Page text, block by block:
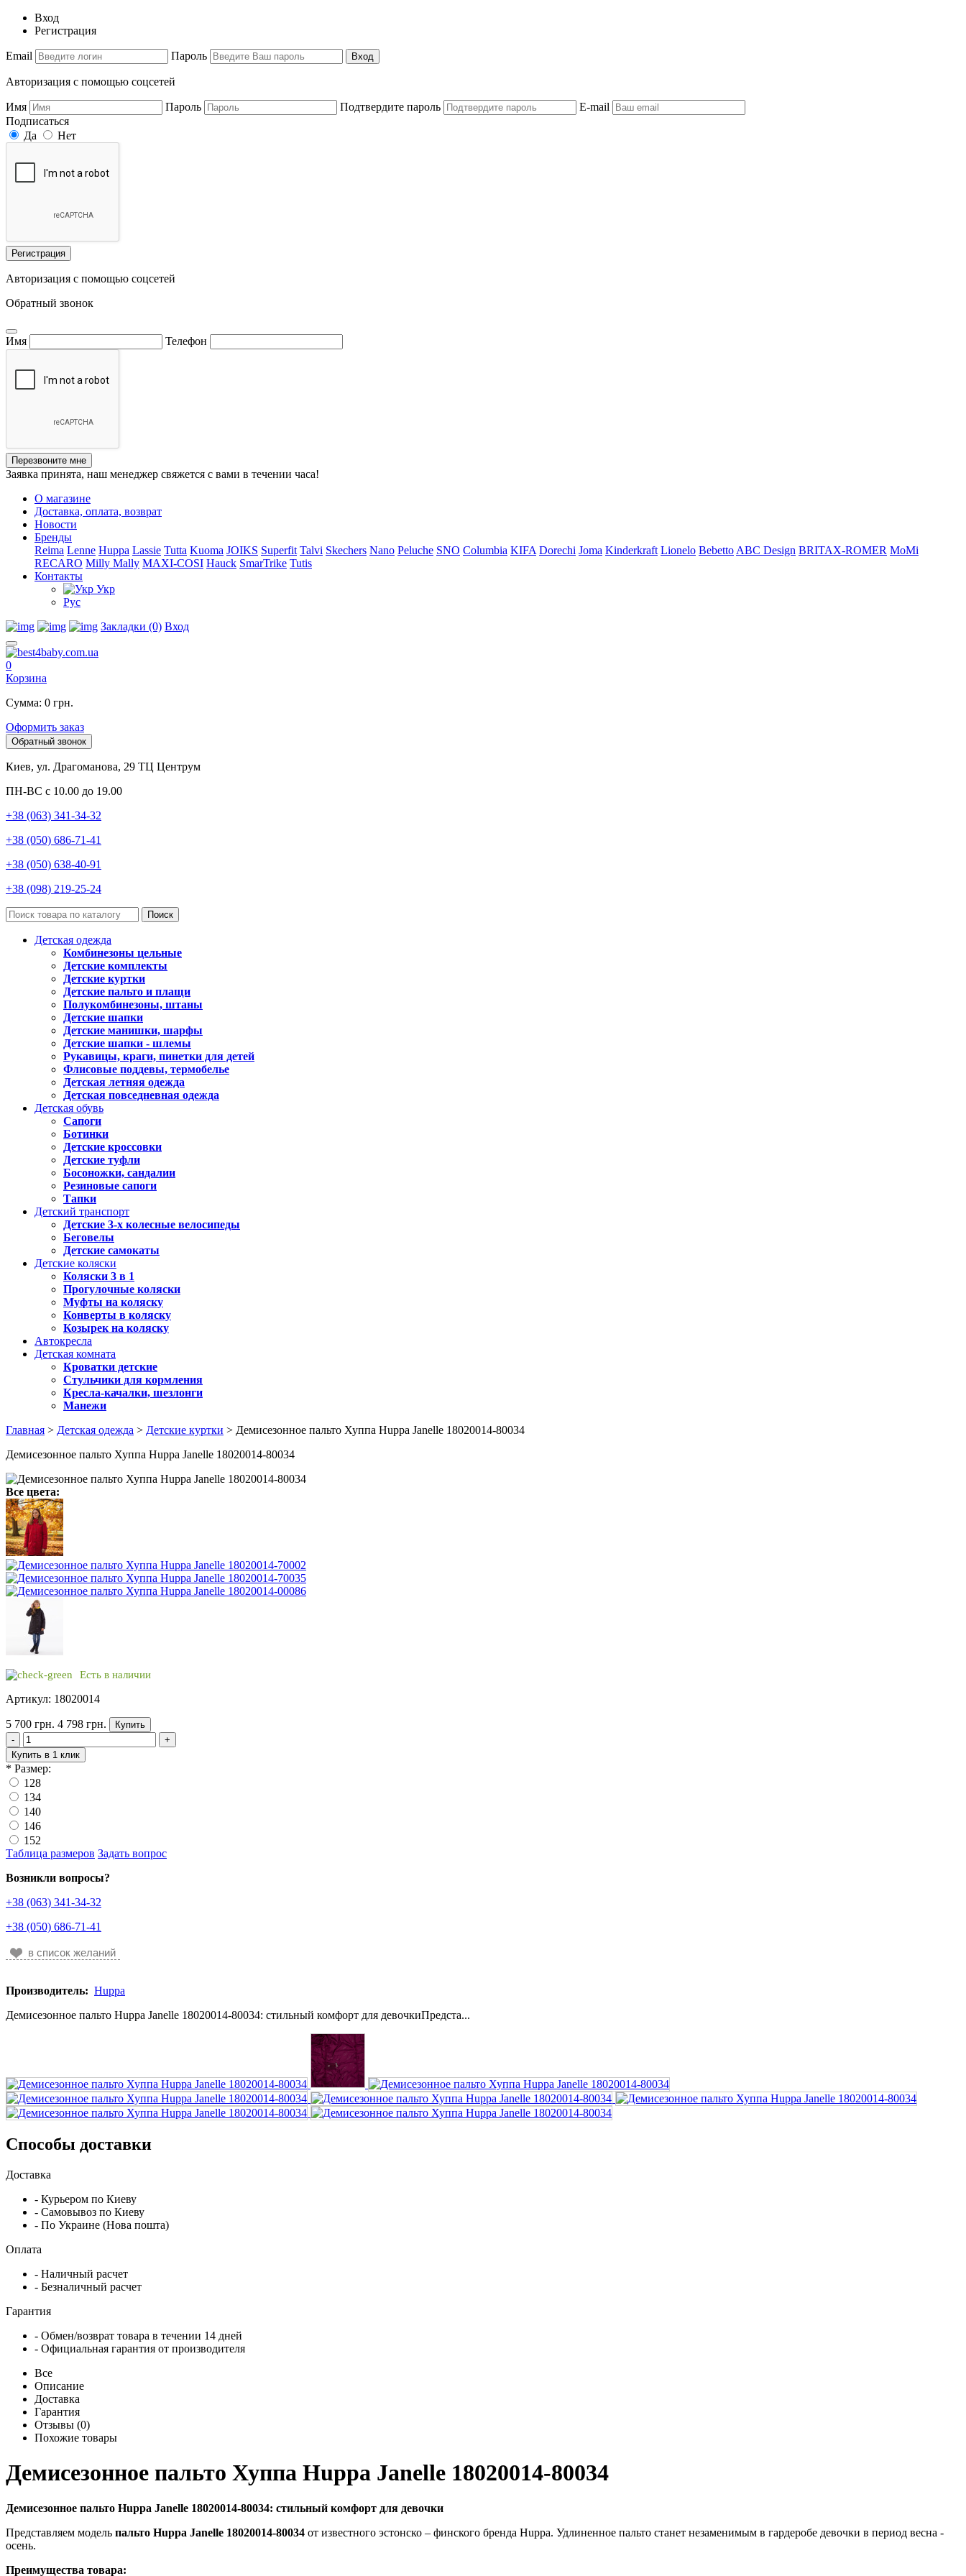
Вход
Регистрация
Email Пароль Вход
Авторизация с помощью соцсетей
Имя Пароль Подтвердите пароль
E-mail
Подписаться
Да
Нет
Регистрация
Авторизация с помощью соцсетей
Обратный звонок
Имя Телефон
Перезвоните мне
Заявка принята, наш менеджер свяжется с вами в течении часа!
О магазине
Доставка, оплата, возврат
Новости
Бренды
Reima Lenne Huppa Lassie Tutta Kuoma JOIKS Superfit Talvi Skechers Nano Peluche SNO Columbia KIFA Dorechi Joma Kinderkraft Lionelo Bebetto ABC Design BRITAX-ROMER MoMi
RECARO Milly Mally MAXI-COSI Hauck SmarTrike Tutis
Контакты
Укр
Рус
Закладки (0) Вход
0
Корзина
Сумма: 0 грн.
Оформить заказ
Обратный звонок
Киев, ул. Драгоманова, 29 ТЦ Центрум
ПН-ВС с 10.00 до 19.00
+38 (063) 341-34-32
+38 (050) 686-71-41
+38 (050) 638-40-91
+38 (098) 219-25-24
Поиск
Детская одежда
Комбинезоны цельные
Детские комплекты
Детские куртки
Детские пальто и плащи
Полукомбинезоны, штаны
Детские шапки
Детские манишки, шарфы
Детские шапки - шлемы
Рукавицы, краги, пинетки для детей
Флисовые поддевы, термобелье
Детская летняя одежда
Детская повседневная одежда
Детская обувь
Сапоги
Ботинки
Детские кроссовки
Детские туфли
Босоножки, сандалии
Резиновые сапоги
Тапки
Детский транспорт
Детские 3-х колесные велосипеды
Беговелы
Детские самокаты
Детские коляски
Коляски 3 в 1
Прогулочные коляски
Муфты на коляску
Конверты в коляску
Козырек на коляску
Автокресла
Детская комната
Кроватки детские
Стульчики для кормления
Кресла-качалки, шезлонги
Манежи
Главная > Детская одежда > Детские куртки > Демисезонное пальто Хуппа Huppa Janelle 18020014-80034
Демисезонное пальто Хуппа Huppa Janelle 18020014-80034
Все цвета:
Есть в наличии
Артикул: 18020014
5 700 грн. 4 798 грн.
Купить
-
+
Купить в 1 клик
* Размер:
128
134
140
146
152
Таблица размеров Задать вопрос
Возникли вопросы?
+38 (063) 341-34-32
+38 (050) 686-71-41
в список желаний
Производитель: Huppa
Демисезонное пальто Huppa Janelle 18020014-80034: стильный комфорт для девочкиПредста...
Способы доставки
Доставка
- Курьером по Киеву
- Самовывоз по Киеву
- По Украине (Нова пошта)
Оплата
- Наличный расчет
- Безналичный расчет
Гарантия
- Обмен/возврат товара в течении 14 дней
- Официальная гарантия от производителя
Все
Описание
Доставка
Гарантия
Отзывы (0)
Похожие товары
Демисезонное пальто Хуппа Huppa Janelle 18020014-80034
Демисезонное пальто Huppa Janelle 18020014-80034: стильный комфорт для девочки
Представляем модель пальто Huppa Janelle 18020014-80034 от известного эстонско – финского бренда Huppa. Удлиненное пальто станет незаменимым в гардеробе девочки в период весна -
осень.
Преимущества товара: